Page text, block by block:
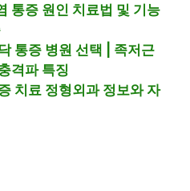
통증 원인 치료법 및 기능
통증 병원 선택 | 족저근
격파 특징
치료 정형외과 정보와 자